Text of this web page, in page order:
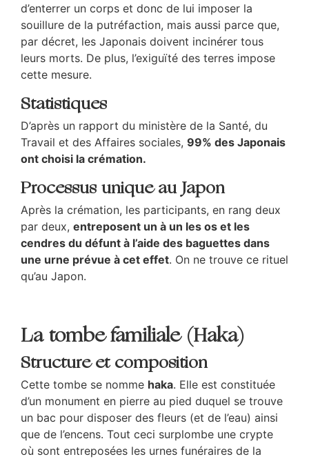
d’enterrer un corps et donc de lui imposer la
souillure de la putréfaction, mais aussi parce que,
par décret, les Japonais doivent incinérer tous
leurs morts. De plus, l’exiguïté des terres impose
cette mesure.
Statistiques
D’après un rapport du ministère de la Santé, du
Travail et des Affaires sociales, 99% des Japonais
ont choisi la crémation.
Processus unique au Japon
Après la crémation, les participants, en rang deux
par deux, entreposent un à un les os et les
cendres du défunt à l’aide des baguettes dans
une urne prévue à cet effet. On ne trouve ce rituel
qu’au Japon.
La tombe familiale (Haka)
Structure et composition
Cette tombe se nomme haka. Elle est constituée
d’un monument en pierre au pied duquel se trouve
un bac pour disposer des fleurs (et de l’eau) ainsi
que de l’encens. Tout ceci surplombe une crypte
où sont entreposées les urnes funéraires de la